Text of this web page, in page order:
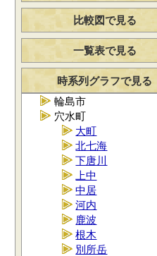
比較図で見る
一覧表で見る
時系列グラフで見る
輪島市
穴水町
大町
北七海
下唐川
上中
中居
河内
鹿波
根木
別所岳